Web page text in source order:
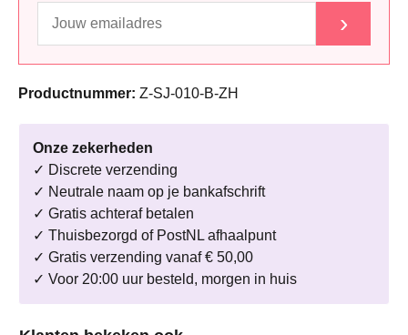
›
Productnummer: Z-SJ-010-B-ZH
Onze zekerheden
✓ Discrete verzending
✓ Neutrale naam op je bankafschrift
✓ Gratis achteraf betalen
✓ Thuisbezorgd of PostNL afhaalpunt
✓ Gratis verzending vanaf € 50,00
✓ Voor 20:00 uur besteld, morgen in huis